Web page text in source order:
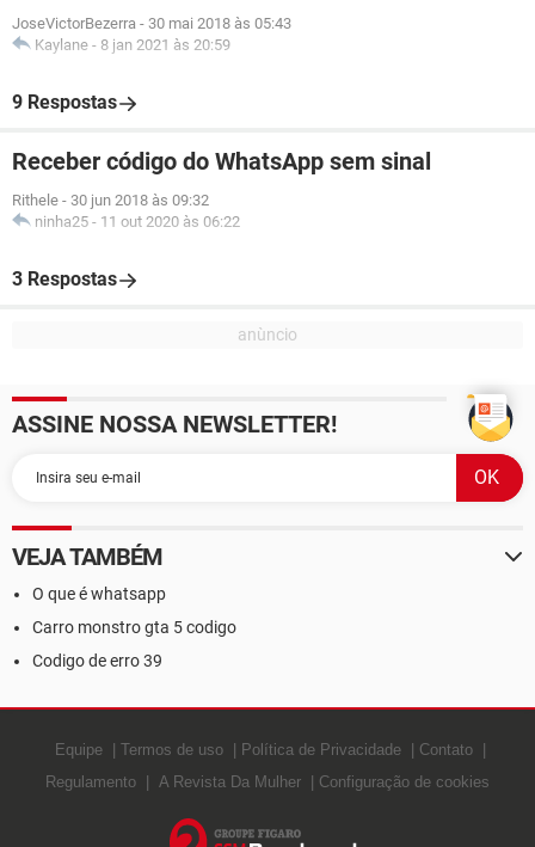
JoseVictorBezerra - 30 mai 2018 às 05:43
Kaylane - 8 jan 2021 às 20:59
9 Respostas
Receber código do WhatsApp sem sinal
Rithele - 30 jun 2018 às 09:32
ninha25 - 11 out 2020 às 06:22
3 Respostas
ASSINE NOSSA NEWSLETTER!
VEJA TAMBÉM
O que é whatsapp
Carro monstro gta 5 codigo
Codigo de erro 39
Equipe Termos de uso Política de Privacidade
Contato
Regulamento
A Revista Da Mulher Configuração de cookies